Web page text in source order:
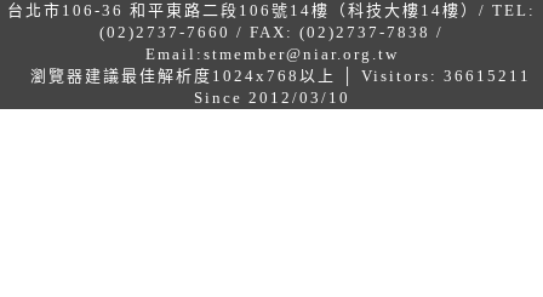
台北市106-36 和平東路二段106號14樓（科技大樓14樓）/ TEL:
(02)2737-7660 / FAX: (02)2737-7838 /
Email: stmember@niar.org.tw
瀏覽器建議最佳解析度1024x768以上 │ Visitors: 36615211
Since 2012/03/10